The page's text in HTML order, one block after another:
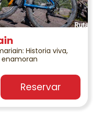
Historia viva,
Reservar